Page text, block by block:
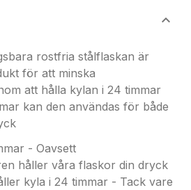
rostfria stålflaskan är
för att minska
att hålla kylan i 24 timmar
kan den användas för både
- Oavsett
håller våra flaskor din dryck
kyla i 24 timmar - Tack vare